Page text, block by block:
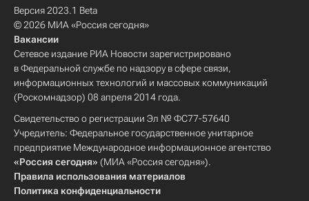
Версия 2023.1 Beta
© 2026 МИА «Россия сегодня»
Вакансии
Сетевое издание РИА Новости зарегистрировано
в Федеральной службе по надзору в сфере связи,
информационных технологий и массовых коммуникаций
(Роскомнадзор) 08 апреля 2014 года.
Свидетельство о регистрации Эл № ФС77-57640
Учредитель: Федеральное государственное унитарное
предприятие Международное информационное агентство
«Россия сегодня» (МИА «Россия сегодня»).
Правила использования материалов
Политика конфиденциальности